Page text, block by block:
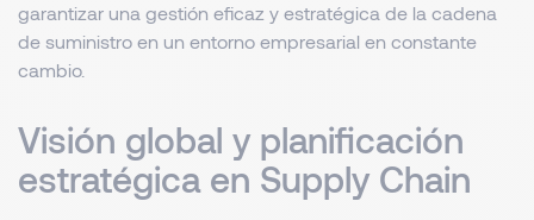
garantizar una gestión eficaz y estratégica de la cadena
de suministro en un entorno empresarial en constante
cambio.
Visión global y planificación
estratégica en Supply Chain